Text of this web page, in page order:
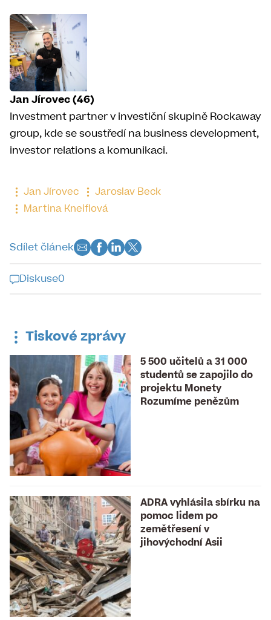
Jan Jírovec (46)
Investment partner v investiční skupině Rockaway
group, kde se soustředí na business development,
investor relations a komunikaci.
Jan Jírovec
Jaroslav Beck
Martina Kneiflová
Sdílet článek
Diskuse0
uzavřena
Tiskové zprávy
5 500 učitelů a 31 000
studentů se zapojilo do
projektu Monety
Rozumíme penězům
ADRA vyhlásila sbírku na
pomoc lidem po
zemětřesení v
jihovýchodní Asii